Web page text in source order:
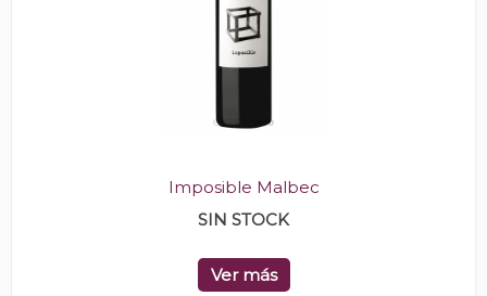
Imposible Malbec
SIN STOCK
Ver más